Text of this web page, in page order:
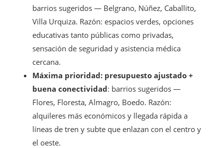
barrios sugeridos — Belgrano, Núñez, Caballito,
Villa Urquiza. Razón: espacios verdes, opciones
educativas tanto públicas como privadas,
sensación de seguridad y asistencia médica
cercana.
Máxima prioridad: presupuesto ajustado +
buena conectividad: barrios sugeridos —
Flores, Floresta, Almagro, Boedo. Razón:
alquileres más económicos y llegada rápida a
líneas de tren y subte que enlazan con el centro y
el oeste.